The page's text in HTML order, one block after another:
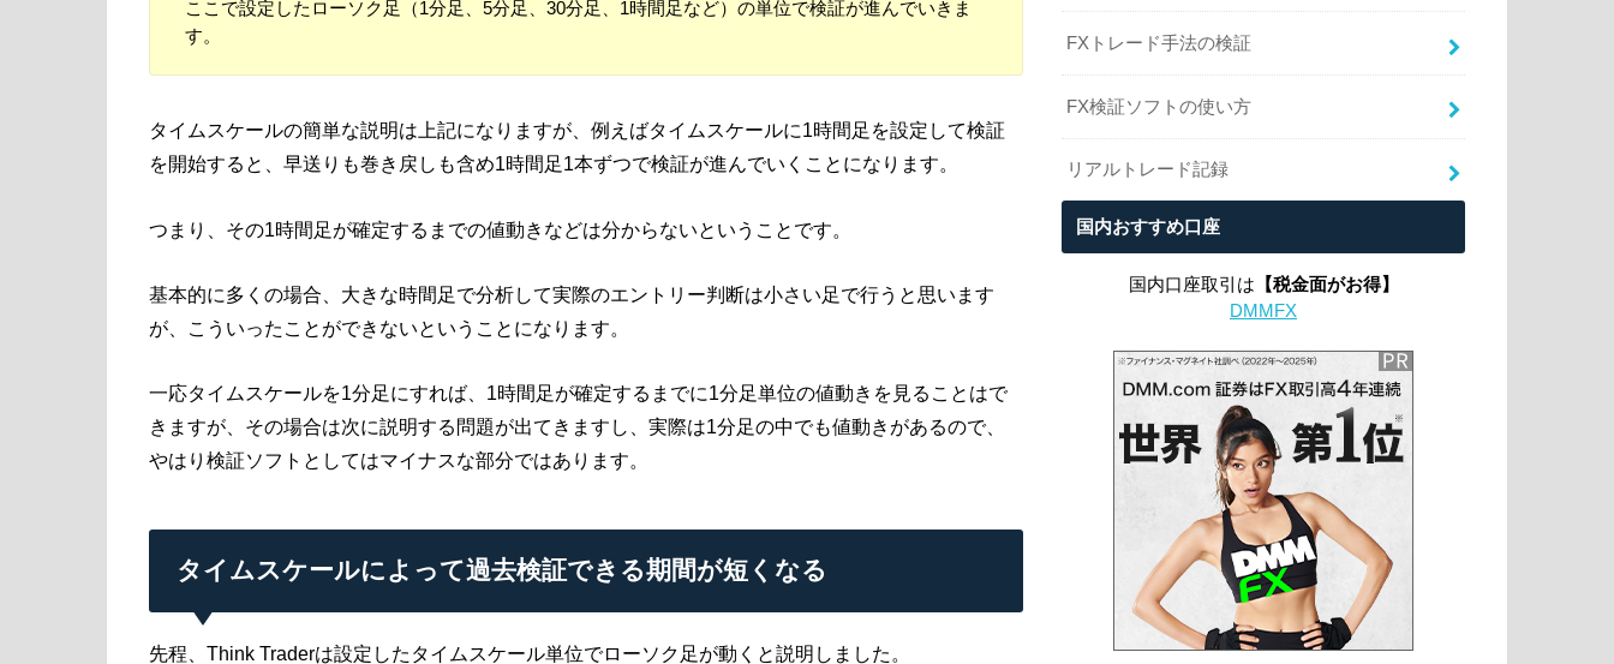
ここで設定したローソク足（1分足、5分足、30分足、1時間足など）の単位で検証が進んでいきま
す。
タイムスケールの簡単な説明は上記になりますが、例えばタイムスケールに1時間足を設定して検証
を開始すると、早送りも巻き戻しも含め1時間足1本ずつで検証が進んでいくことになります。
つまり、その1時間足が確定するまでの値動きなどは分からないということです。
基本的に多くの場合、大きな時間足で分析して実際のエントリー判断は小さい足で行うと思います
が、こういったことができないということになります。
一応タイムスケールを1分足にすれば、1時間足が確定するまでに1分足単位の値動きを見ることはで
きますが、その場合は次に説明する問題が出てきますし、実際は1分足の中でも値動きがあるので、
やはり検証ソフトとしてはマイナスな部分ではあります。
タイムスケールによって過去検証できる期間が短くなる
先程、Think Traderは設定したタイムスケール単位でローソク足が動くと説明しました。
FXトレード手法の検証
FX検証ソフトの使い方
リアルトレード記録
国内おすすめ口座
国内口座取引は 【税金面がお得】
DMMFX